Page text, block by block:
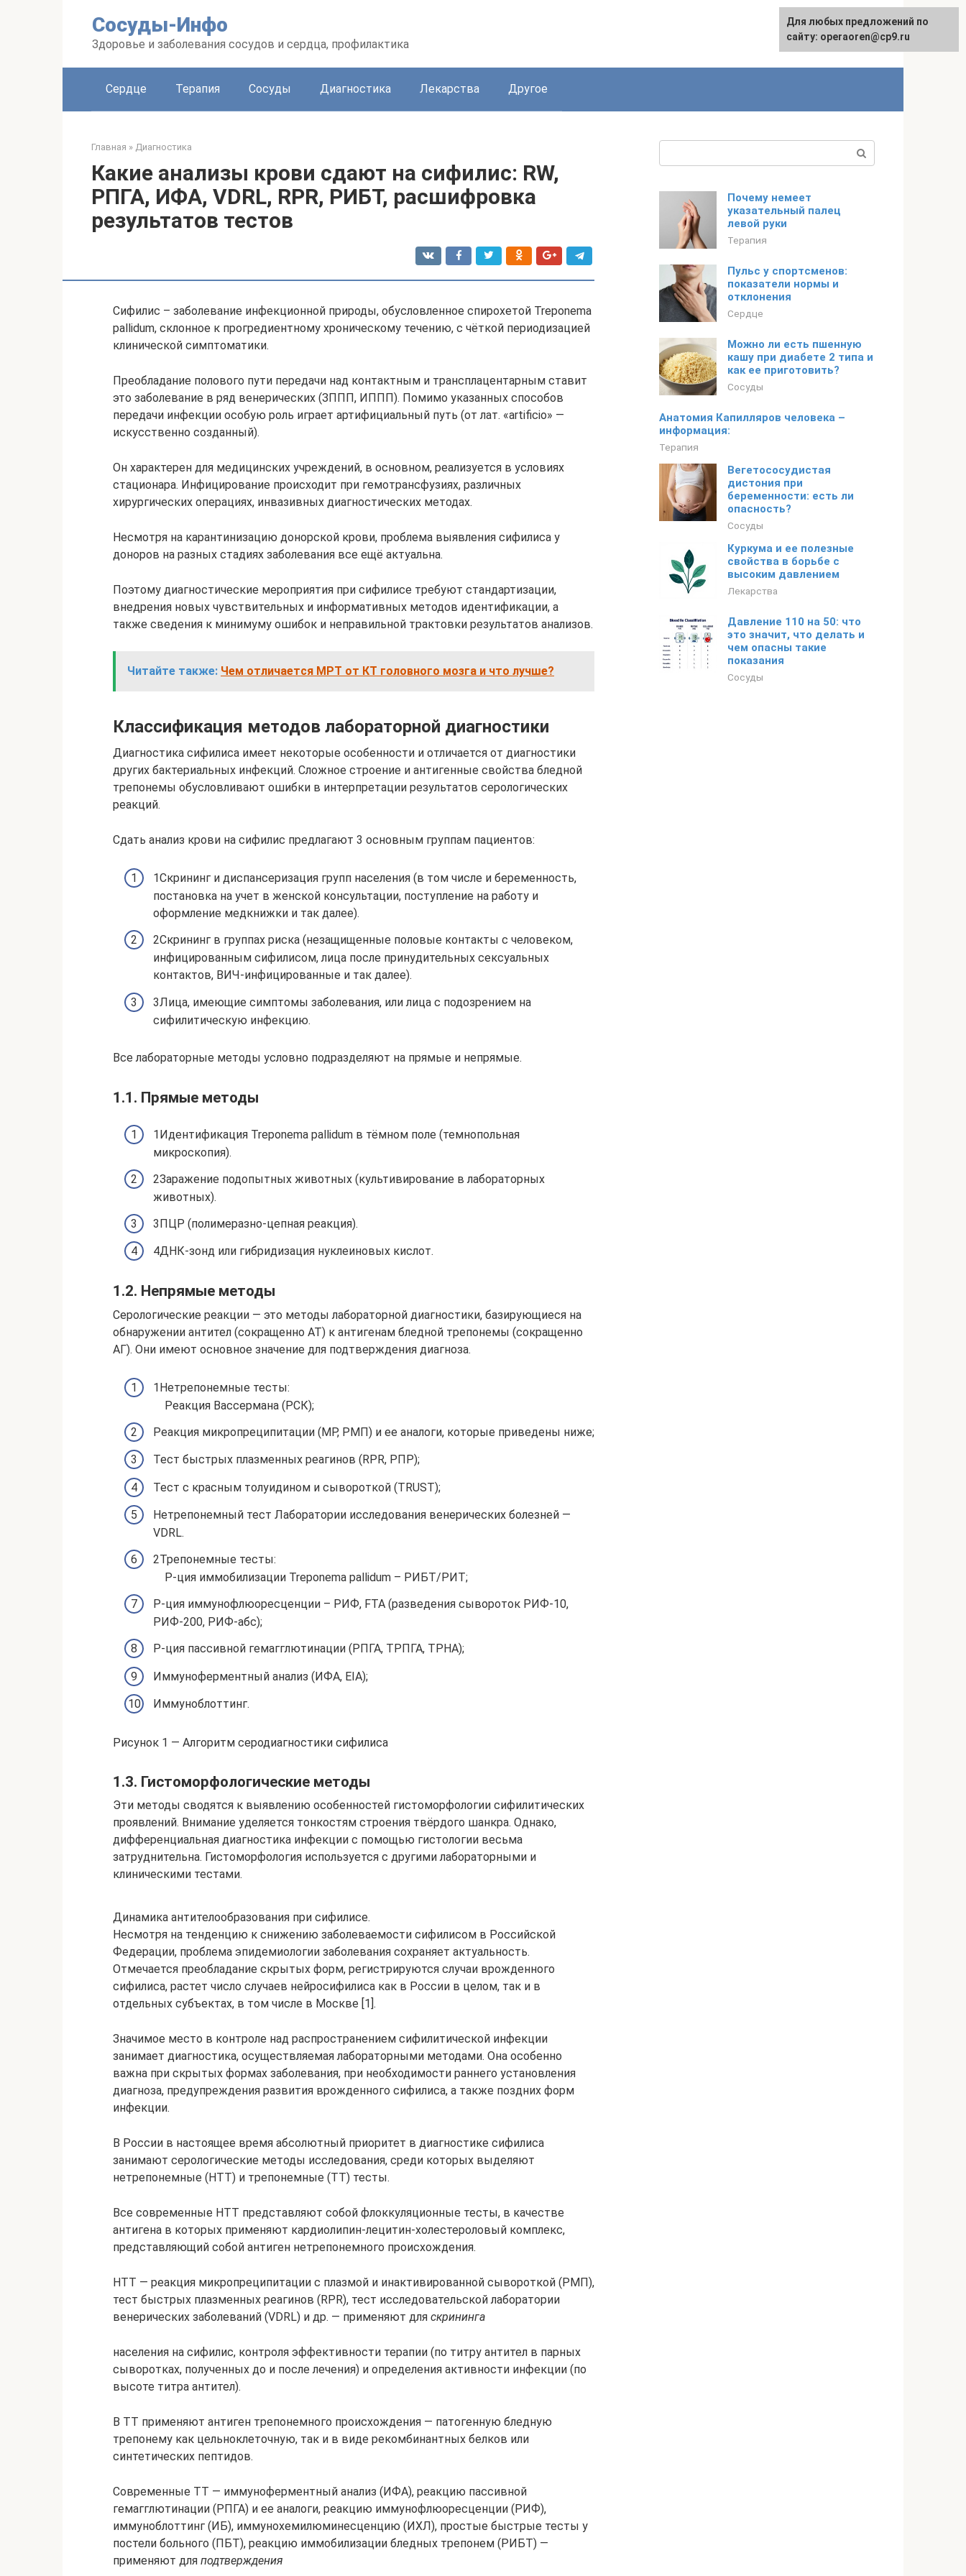
Сосуды-Инфо
Здоровье и заболевания сосудов и сердца, профилактика
Сердце Терапия Сосуды Диагностика Лекарства Другое
Главная » Диагностика
Какие анализы крови сдают на сифилис: RW,
РПГА, ИФА, VDRL, RPR, РИБТ, расшифровка
результатов тестов
Сифилис – заболевание инфекционной природы, обусловленное спирохетой Treponema
pallidum, склонное к прогредиентному хроническому течению, с чёткой периодизацией
клинической симптоматики.
Преобладание полового пути передачи над контактным и трансплацентарным ставит
это заболевание в ряд венерических (ЗППП, ИППП). Помимо указанных способов
передачи инфекции особую роль играет артифициальный путь (от лат. «artificio» —
искусственно созданный).
Он характерен для медицинских учреждений, в основном, реализуется в условиях
стационара. Инфицирование происходит при гемотрансфузиях, различных
хирургических операциях, инвазивных диагностических методах.
Несмотря на карантинизацию донорской крови, проблема выявления сифилиса у
доноров на разных стадиях заболевания все ещё актуальна.
Поэтому диагностические мероприятия при сифилисе требуют стандартизации,
внедрения новых чувствительных и информативных методов идентификации, а
также сведения к минимуму ошибок и неправильной трактовки результатов анализов.
Читайте также: Чем отличается МРТ от КТ головного мозга и что лучше?
Классификация методов лабораторной диагностики
Диагностика сифилиса имеет некоторые особенности и отличается от диагностики
других бактериальных инфекций. Сложное строение и антигенные свойства бледной
трепонемы обусловливают ошибки в интерпретации результатов серологических
реакций.
Сдать анализ крови на сифилис предлагают 3 основным группам пациентов:
1Скрининг и диспансеризация групп населения (в том числе и беременность,
постановка на учет в женской консультации, поступление на работу и
оформление медкнижки и так далее).
2Скрининг в группах риска (незащищенные половые контакты с человеком,
инфицированным сифилисом, лица после принудительных сексуальных
контактов, ВИЧ-инфицированные и так далее).
3Лица, имеющие симптомы заболевания, или лица с подозрением на
сифилитическую инфекцию.
Все лабораторные методы условно подразделяют на прямые и непрямые.
1.1. Прямые методы
1Идентификация Treponema pallidum в тёмном поле (темнопольная
микроскопия).
2Заражение подопытных животных (культивирование в лабораторных
животных).
3ПЦР (полимеразно-цепная реакция).
4ДНК-зонд или гибридизация нуклеиновых кислот.
1.2. Непрямые методы
Серологические реакции — это методы лабораторной диагностики, базирующиеся на
обнаружении антител (сокращенно АТ) к антигенам бледной трепонемы (сокращенно
АГ). Они имеют основное значение для подтверждения диагноза.
1Нетрепонемные тесты:
Реакция Вассермана (РСК);
Реакция микропреципитации (МР, РМП) и ее аналоги, которые приведены ниже;
Тест быстрых плазменных реагинов (RPR, РПР);
Тест с красным толуидином и сывороткой (TRUST);
Нетрепонемный тест Лаборатории исследования венерических болезней —
VDRL.
2Трепонемные тесты:
Р-ция иммобилизации Treponema pallidum – РИБТ/РИТ;
Р-ция иммунофлюоресценции – РИФ, FTA (разведения сывороток РИФ-10,
РИФ-200, РИФ-абс);
Р-ция пассивной гемагглютинации (РПГА, ТРПГА, TPHA);
Иммуноферментный анализ (ИФА, EIA);
Иммуноблоттинг.
Рисунок 1 — Алгоритм серодиагностики сифилиса
1.3. Гистоморфологические методы
Эти методы сводятся к выявлению особенностей гистоморфологии сифилитических
проявлений. Внимание уделяется тонкостям строения твёрдого шанкра. Однако,
дифференциальная диагностика инфекции с помощью гистологии весьма
затруднительна. Гистоморфология используется с другими лабораторными и
клиническими тестами.
Динамика антителообразования при сифилисе.
Несмотря на тенденцию к снижению заболеваемости сифилисом в Российской
Федерации, проблема эпидемиологии заболевания сохраняет актуальность.
Отмечается преобладание скрытых форм, регистрируются случаи врожденного
сифилиса, растет число случаев нейросифилиса как в России в целом, так и в
отдельных субъектах, в том числе в Москве [1].
Значимое место в контроле над распространением сифилитической инфекции
занимает диагностика, осуществляемая лабораторными методами. Она особенно
важна при скрытых формах заболевания, при необходимости раннего установления
диагноза, предупреждения развития врожденного сифилиса, а также поздних форм
инфекции.
В России в настоящее время абсолютный приоритет в диагностике сифилиса
занимают серологические методы исследования, среди которых выделяют
нетрепонемные (НТТ) и трепонемные (ТТ) тесты.
Все современные НТТ представляют собой флоккуляционные тесты, в качестве
антигена в которых применяют кардиолипин-лецитин-холестероловый комплекс,
представляющий собой антиген нетрепонемного происхождения.
НТТ — реакция микропреципитации с плазмой и инактивированной сывороткой (РМП),
тест быстрых плазменных реагинов (RPR), тест исследовательской лаборатории
венерических заболеваний (VDRL) и др. — применяют для скрининга
населения на сифилис, контроля эффективности терапии (по титру антител в парных
сыворотках, полученных до и после лечения) и определения активности инфекции (по
высоте титра антител).
В ТТ применяют антиген трепонемного происхождения — патогенную бледную
трепонему как цельноклеточную, так и в виде рекомбинантных белков или
синтетических пептидов.
Современные ТТ — иммуноферментный анализ (ИФА), реакцию пассивной
гемагглютинации (РПГА) и ее аналоги, реакцию иммунофлюоресценции (РИФ),
иммуноблоттинг (ИБ), иммунохемилюминесценцию (ИХЛ), простые быстрые тесты у
постели больного (ПБТ), реакцию иммобилизации бледных трепонем (РИБТ) —
применяют для подтверждения
Почему немеет
указательный палец
левой руки
Терапия
Пульс у спортсменов:
показатели нормы и
отклонения
Сердце
Можно ли есть пшенную
кашу при диабете 2 типа и
как ее приготовить?
Сосуды
Анатомия Капилляров человека –
информация:
Терапия
Вегетососудистая
дистония при
беременности: есть ли
опасность?
Сосуды
Куркума и ее полезные
свойства в борьбе с
высоким давлением
Лекарства
Давление 110 на 50: что
это значит, что делать и
чем опасны такие
показания
Сосуды
Для любых предложений по
сайту: operaoren@cp9.ru